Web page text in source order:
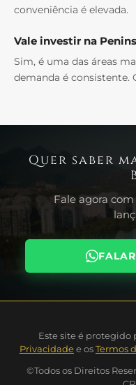
conveniência é elevada.
Vale investir na
Sim, é uma das áreas
demanda é consistente.
Quer saber
Fale agora
Este site é protegido
Privacidade e os Termos
©Todos os Direitos